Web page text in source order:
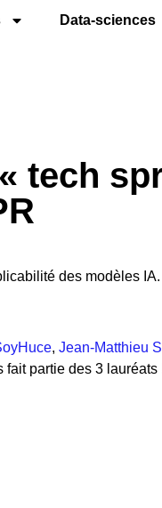
Data-sciences
tech
des modèles IA.
, Jean-Matthieu
partie des 3 lauréats